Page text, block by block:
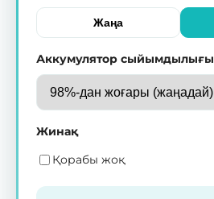
Жаңа
Аккумулятор сыйымдылығы
Жинақ
Қорабы жоқ